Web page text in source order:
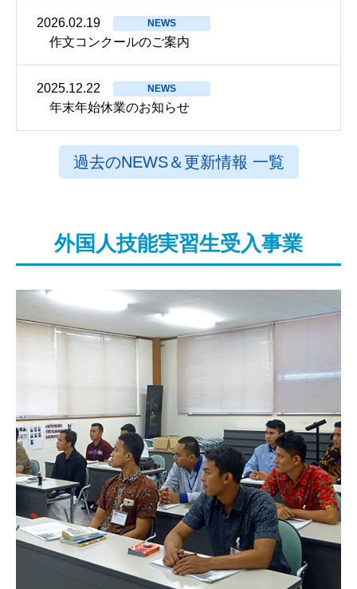
2026.02.19 NEWS
作文コンクールのご案内
2025.12.22 NEWS
年末年始休業のお知らせ
過去のNEWS＆更新情報 一覧
外国人技能実習生受入事業